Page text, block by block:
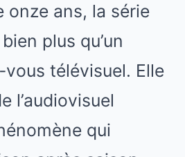
onze ans, la série
plus qu’un
télévisuel. Elle
l’audiovisuel
qui